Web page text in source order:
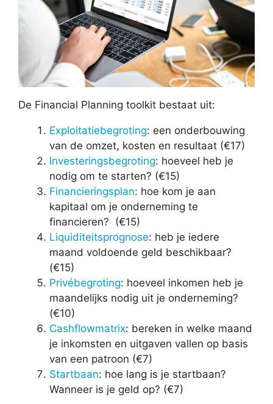
De Financial Planning toolkit bestaat uit:
Exploitatiebegroting: een onderbouwing
van de omzet, kosten en resultaat (€17)
Investeringsbegroting: hoeveel heb je
nodig om te starten? (€15)
Financieringsplan: hoe kom je aan
kapitaal om je onderneming te
financieren? (€15)
Liquiditeitsprognose: heb je iedere
maand voldoende geld beschikbaar?
(€15)
Privébegroting: hoeveel inkomen heb je
maandelijks nodig uit je onderneming?
(€10)
Cashflowmatrix: bereken in welke maand
je inkomsten en uitgaven vallen op basis
van een patroon (€7)
Startbaan: hoe lang is je startbaan?
Wanneer is je geld op? (€7)